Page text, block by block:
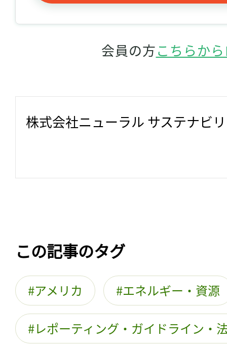
会員の方こちらか
株式会社ニューラル サステナビ
この記事のタグ
アメリカ エネルギー・資源
レポーティング・ガイドライン・